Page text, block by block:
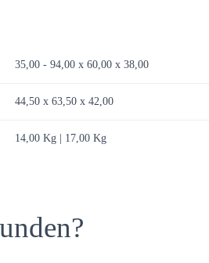
35,00 - 94,00 x 60,00 x 38,00
44,50 x 63,50 x 42,00
14,00 Kg | 17,00 Kg